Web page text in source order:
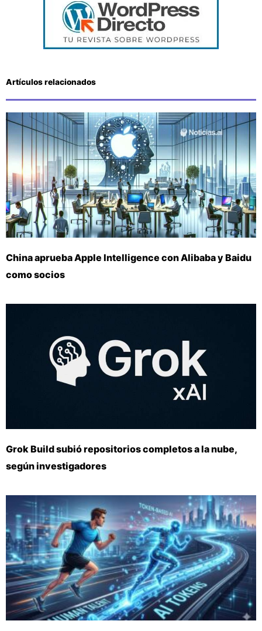
Artículos relacionados
China aprueba Apple Intelligence con Alibaba y Baidu
como socios
Grok Build subió repositorios completos a la nube,
según investigadores